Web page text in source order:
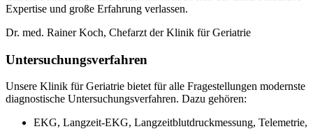
Expertise und große Erfahrung verlassen.
Dr. med. Rainer Koch, Chefarzt der Klinik für Geriatrie
Untersuchungsverfahren
Unsere Klinik für Geriatrie bietet für alle Fragestellungen modernste
diagnostische Untersuchungsverfahren. Dazu gehören:
EKG, Langzeit-EKG, Langzeitblutdruckmessung, Telemetrie,